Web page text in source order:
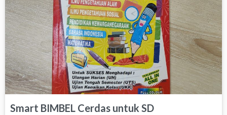
Smart BIMBEL Cerdas untuk SD